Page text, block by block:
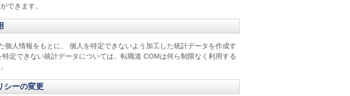
できます。
個人情報をもとに、 個人を特定できないよう加工した統計データを作成す
定できない統計データについては、転職道.COMは何ら制限なく利用する
シーの変更